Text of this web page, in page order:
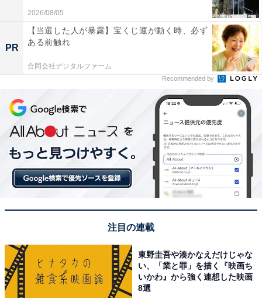
2026/08/05
PR
【当選した人が暴露】宝くじ運が動く時、必ず
ある前触れ
合同会社デジタルファーム
Recommended by
注目の連載
東野圭吾や湊かなえだけじゃな
い、「業と罪」を描く『映画ち
いかわ』から強く連想した映画
8選